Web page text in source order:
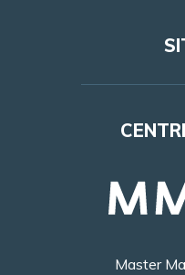
Master